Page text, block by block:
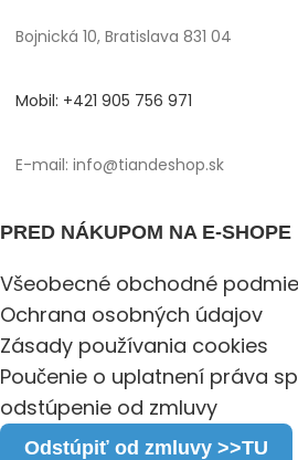
Bojnická 10, Bratislava 831 04
Mobil: +421 905 756 971
E-mail: info@tiandeshop.sk
PRED NÁKUPOM NA E-SHOPE
Všeobecné obchodné
Ochrana osobných údajov
Zásady používania cookies
Poučenie o uplatnení práva
odstúpenie od zmluvy
Odstúpiť od zmluvy >>TU